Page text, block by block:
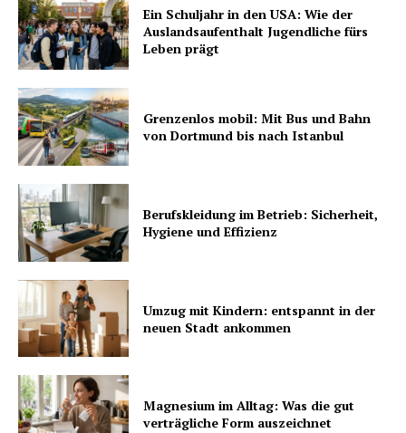
Ein Schuljahr in den USA: Wie der
Auslandsaufenthalt Jugendliche fürs
Leben prägt
Grenzenlos mobil: Mit Bus und Bahn
von Dortmund bis nach Istanbul
Berufskleidung im Betrieb: Sicherheit,
Hygiene und Effizienz
Umzug mit Kindern: entspannt in der
neuen Stadt ankommen
Magnesium im Alltag: Was die gut
verträgliche Form auszeichnet